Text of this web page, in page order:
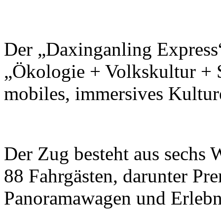
Der „Daxinganling
„Ökologie + Volkskultur +
mobiles, immersives
Der Zug besteht aus sechs
88 Fahrgästen, darunter
Panoramawagen und